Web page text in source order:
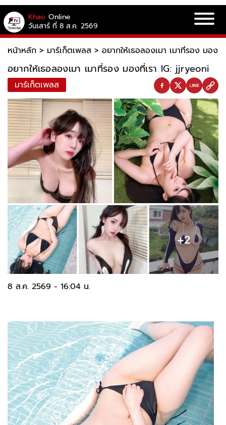
Khao Online
วันเสาร์ ที่ 8 ส.ค. 2569
หน้าหลัก > มาร์เก็ตเพลส > อยากให้เธอลองเมา เมาที่รอง มอง
อยากให้เธอลองเมา เมาที่รอง มองที่เรา IG: jjryeoni
มาร์เก็ตเพลส
8 ส.ค. 2569 - 16:04 น.